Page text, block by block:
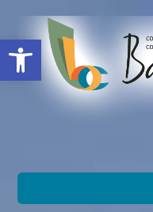
Ouvrir la